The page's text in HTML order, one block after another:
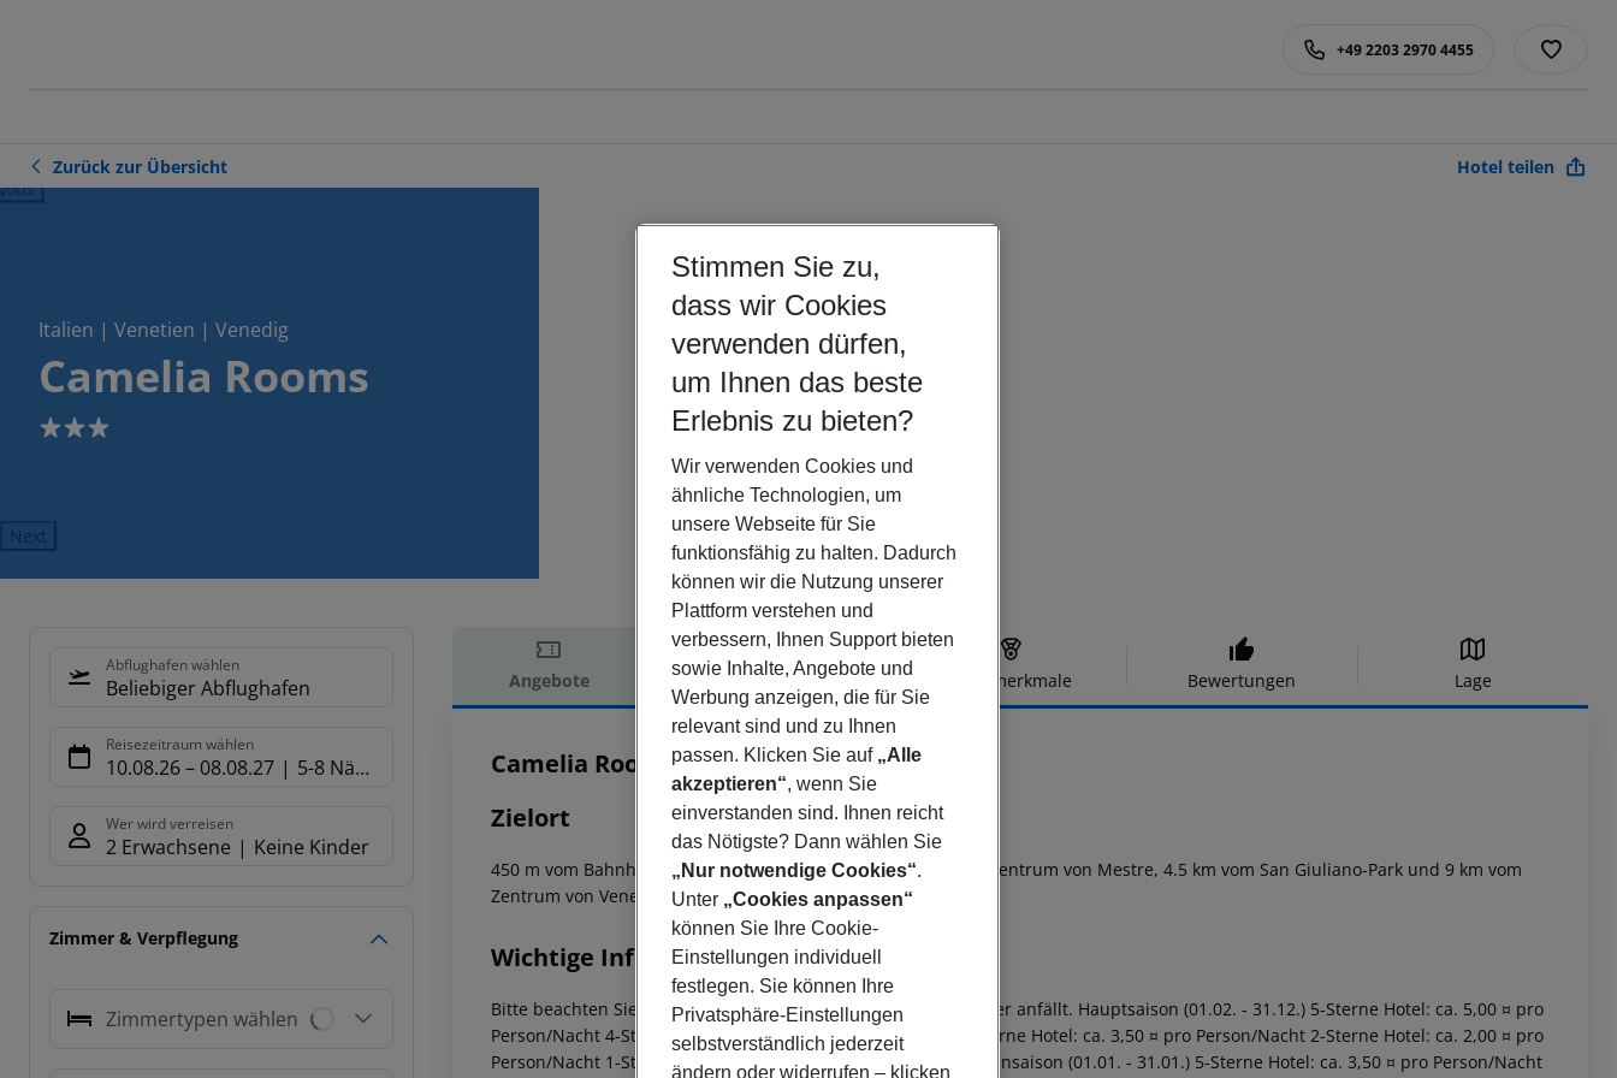
+49 2203 2970 4455
Zurück zur Übersicht Hotel teilen
Italien | Venetien | Venedig
Camelia Rooms
3
Next
Abflughafen wählen
Beliebiger Abflughafen
Reisezeitraum wählen
10.08.26– 08.08.27 5-8 Nächte
Wer wird verreisen
2 Erwachsene Keine Kinder
Zimmer & Verpflegung
Zimmertypen wählen
Angebote Hotelbeschreibung Hotelmerkmale Bewertungen Lage
Hotelbeschreibung
Camelia Rooms
3
Zielort
450 m vom Bahnhof von Venezia Mestre gelegen, 1.5 km vom Zentrum von Mestre, 4.5 km vom San Giuliano-Park und 9 km vom
Zentrum von Venedig.
Wichtige Informationen
Bitte beachten Sie, dass vor Ort pro Person eine Touristensteuer anfällt. Hauptsaison (01.02. - 31.12.) 5-Sterne Hotel: ca. 5,00 ¤ pro
Person/Nacht 4-Sterne Hotel: ca. 4,50 ¤ pro Person/Nacht 3-Sterne Hotel: ca. 3,50 ¤ pro Person/Nacht 2-Sterne Hotel: ca. 2,00 ¤ pro
Person/Nacht 1-Sterne Hotel: ca. 1,00 ¤ pro Person/Nacht Nebensaison (01.01. - 31.01.) 5-Sterne Hotel: ca. 3,50 ¤ pro Person/Nacht
Stimmen Sie zu,
dass wir Cookies
verwenden dürfen,
um Ihnen das beste
Erlebnis zu bieten?
Wir verwenden Cookies und
ähnliche Technologien, um
unsere Webseite für Sie
funktionsfähig zu halten. Dadurch
können wir die Nutzung unserer
Plattform verstehen und
verbessern, Ihnen Support bieten
sowie Inhalte, Angebote und
Werbung anzeigen, die für Sie
relevant sind und zu Ihnen
passen. Klicken Sie auf „Alle
akzeptieren“, wenn Sie
einverstanden sind. Ihnen reicht
das Nötigste? Dann wählen Sie
„Nur notwendige Cookies“.
Unter „Cookies anpassen“
können Sie Ihre Cookie-
Einstellungen individuell
festlegen. Sie können Ihre
Privatsphäre-Einstellungen
selbstverständlich jederzeit
ändern oder widerrufen – klicken